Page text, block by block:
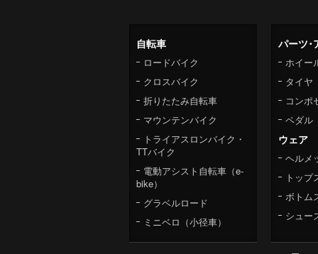
自転車
ロードバイク
クロスバイク
折りたたみ自転車
マウンテンバイク
トライアスロンバイク・
TTバイク
電動アシスト自転車（e-
bike）
グラベルロード
ミニベロ（小径車）
パーツ･
ホイー
タイヤ
コンポ
ペダル
ウェア
ヘルメ
トップ
ボトム
シュー